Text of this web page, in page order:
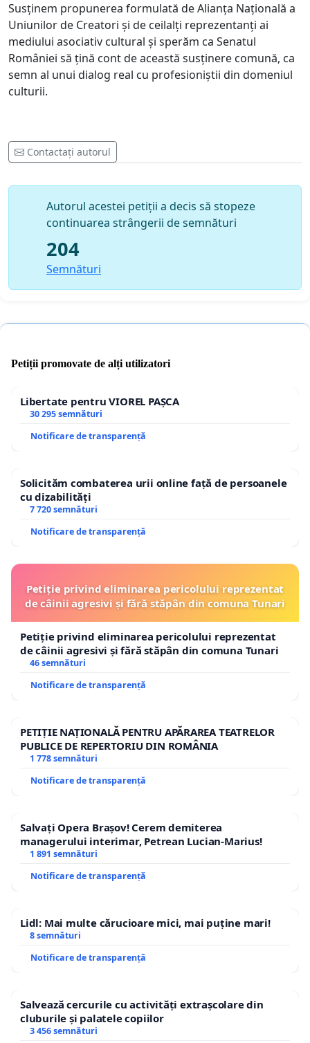
Susținem propunerea formulată de Alianța Națională a
Uniunilor de Creatori și de ceilalți reprezentanți ai
mediului asociativ cultural și sperăm ca Senatul
României să țină cont de această susținere comună, ca
semn al unui dialog real cu profesioniștii din domeniul
culturii.
Contactați autorul
Autorul acestei petiții a decis să stopeze
continuarea strângerii de semnături
204
Semnături
Petiții promovate de alți utilizatori
Libertate pentru VIOREL PAȘCA
30 295 semnături
Notificare de transparență
Solicităm combaterea urii online față de persoanele
cu dizabilități
7 720 semnături
Notificare de transparență
Petiție privind eliminarea pericolului reprezentat
de câinii agresivi și fără stăpân din comuna Tunari
Petiție privind eliminarea pericolului reprezentat
de câinii agresivi și fără stăpân din comuna Tunari
46 semnături
Notificare de transparență
PETIȚIE NAȚIONALĂ PENTRU APĂRAREA TEATRELOR
PUBLICE DE REPERTORIU DIN ROMÂNIA
1 778 semnături
Notificare de transparență
Salvați Opera Brașov! Cerem demiterea
managerului interimar, Petrean Lucian-Marius!
1 891 semnături
Notificare de transparență
Lidl: Mai multe cărucioare mici, mai puține mari!
8 semnături
Notificare de transparență
Salvează cercurile cu activități extrașcolare din
cluburile și palatele copiilor
3 456 semnături